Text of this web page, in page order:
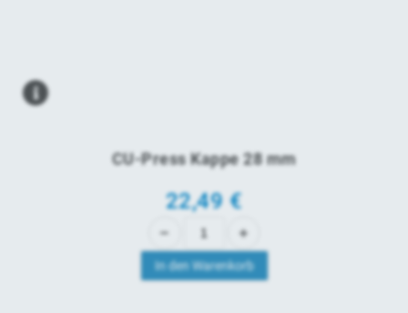
CU-Press Kappe 28 mm
22,49 €
In den Warenkorb